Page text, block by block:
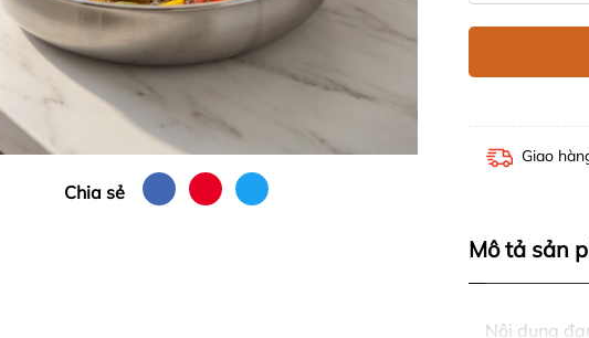
Chia sẻ
Giao
Mô tả sản
Nội dung